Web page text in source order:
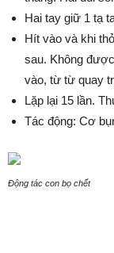
Hai tay giữ 1 tạ
Hít vào và khi
sau. Không
vào, từ từ quay
Lặp lại 15 lần.
Tác động: Cơ
Động tác con bọ chết